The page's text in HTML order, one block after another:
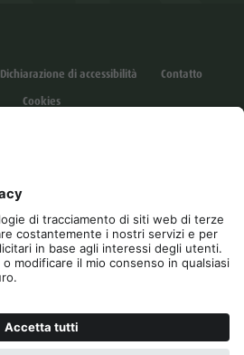
Dichiarazione di accessibilità
Contatto
Cookies